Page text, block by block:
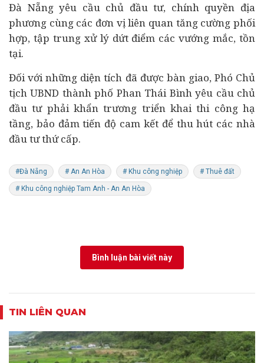
Đà Nẵng yêu cầu chủ đầu tư, chính quyền địa
phương cùng các đơn vị liên quan tăng cường phối
hợp, tập trung xử lý dứt điểm các vướng mắc, tồn
tại.
Đối với những diện tích đã được bàn giao, Phó Chủ
tịch UBND thành phố Phan Thái Bình yêu cầu chủ
đầu tư phải khẩn trương triển khai thi công hạ
tầng, bảo đảm tiến độ cam kết để thu hút các nhà
đầu tư thứ cấp.
#Đà Nẵng # An An Hòa # Khu công nghiệp # Thuê đất
# Khu công nghiệp Tam Anh - An An Hòa
Bình luận bài viết này
TIN LIÊN QUAN